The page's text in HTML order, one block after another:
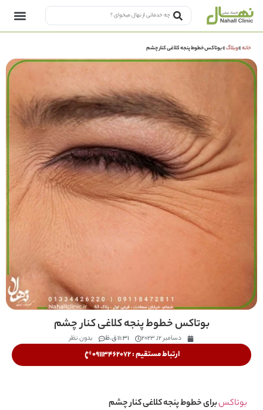
خانه»وبلاگ»بوتاکس خطوط پنجه کلاغی کنار چشم
بوتاکس خطوط پنجه کلاغی کنار چشم
دسامبر 12, 2023 11:31 ق.ظ بدون نظر
ارتباط مستقیم : 09113462072
بوتاکسبرای خطوط پنجه کلاغی کنار چشم